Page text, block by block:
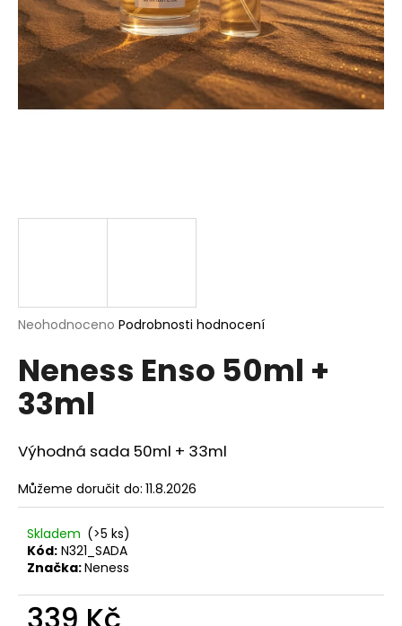
Průměrné
produktu
je
0,0
z
hvězdiček.
Neohodnoceno Podrobnosti hodnocení
Neness Enso 50ml +
33ml
Výhodná sada 50ml + 33ml
Můžeme doručit do: 11.8.2026
Skladem (>5 ks)
Kód: N321_SADA
Značka:Neness
a
j
í
t
?
o
p
r
u
č
j
e
m
e
NENESS
SHINING
33ML